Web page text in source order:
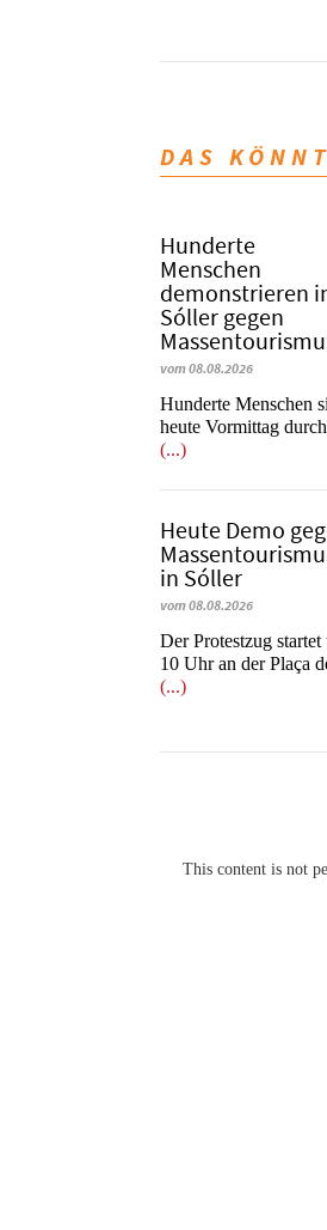
DAS
Hunderte
Menschen
demonstrieren
Sóller gegen
vom 08.08.2026
Hunderte Menschen
heute Vormittag durch
(...)
Heute Demo
in Sóller
vom 08.08.2026
Der Protestzug startet
10 Uhr an der Plaça
(...)
This content is not